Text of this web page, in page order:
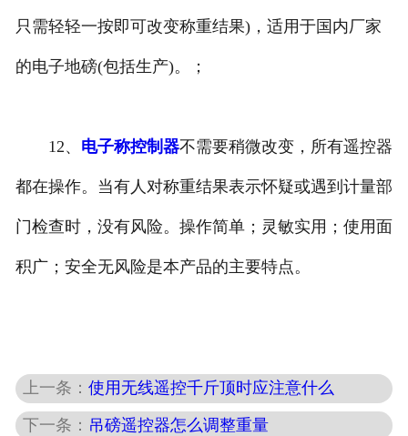
只需轻轻一按即可改变称重结果)，适用于国内厂家
的电子地磅(包括生产)。；
12、 电子称控制器不需要稍微改变，所有遥控器
都在操作。当有人对称重结果表示怀疑或遇到计量部
门检查时，没有风险。操作简单；灵敏实用；使用面
积广；安全无风险是本产品的主要特点。
上一条：使用无线遥控千斤顶时应注意什么
下一条： 吊磅遥控器怎么调整重量